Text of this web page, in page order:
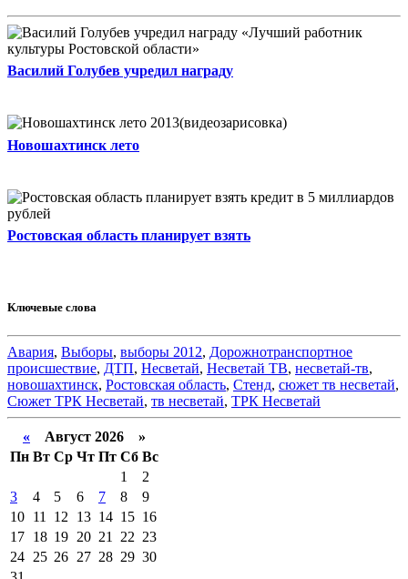
Василий Голубев учредил награду
Новошахтинск лето
Ростовская область планирует взять
Ключевые слова
Авария, Выборы, выборы 2012, Дорожнотранспортное
происшествие, ДТП, Несветай, Несветай ТВ, несветай-тв,
новошахтинск, Ростовская область, Стенд, сюжет тв несветай,
Сюжет ТРК Несветай, тв несветай, ТРК Несветай
« Август 2026 »
Пн Вт Ср Чт Пт Сб Вс
1
2
3
4 5 6 7 8
9
10 11 12 13 14 15 16
17 18 19 20 21 22 23
24 25 26 27 28 29 30